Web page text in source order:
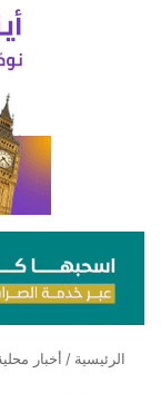
الرئيسية / أخبار